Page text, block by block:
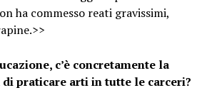
ha commesso reati gravissimi,
c’è concretamente la
praticare arti in tutte le carceri?